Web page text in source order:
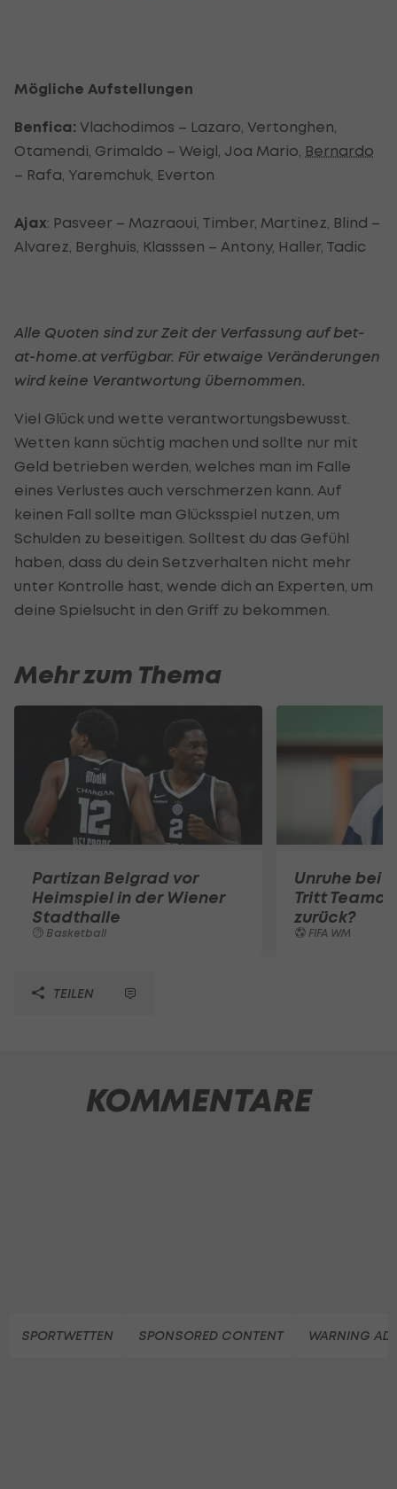
Mögliche Aufstellungen
Benfica: Vlachodimos – Lazaro, Vertonghen,
Otamendi, Grimaldo – Weigl, Joa Mario, Bernardo
– Rafa, Yaremchuk, Everton
Ajax: Pasveer – Mazraoui, Timber, Martinez, Blind –
Alvarez, Berghuis, Klasssen – Antony, Haller, Tadic
Alle Quoten sind zur Zeit der Verfassung auf bet-
at-home.at verfügbar. Für etwaige Veränderungen
wird keine Verantwortung übernommen.
Viel Glück und wette verantwortungsbewusst.
Wetten kann süchtig machen und sollte nur mit
Geld betrieben werden, welches man im Falle
eines Verlustes auch verschmerzen kann. Auf
keinen Fall sollte man Glücksspiel nutzen, um
Schulden zu beseitigen. Solltest du das Gefühl
haben, dass du dein Setzverhalten nicht mehr
unter Kontrolle hast, wende dich an Experten, um
deine Spielsucht in den Griff zu bekommen.
Mehr zum Thema
Partizan Belgrad vor
Heimspiel in der Wiener
Stadthalle
Basketball
Unruhe bei
Tritt
zurück?
FIFA WM
TEILEN
KOMMENTARE
SPORTWETTEN SPONSORED CONTENT WARNING